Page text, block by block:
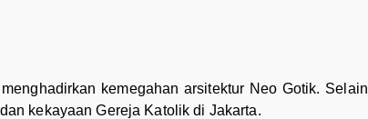
kemegahan arsitektur Neo Gotik. Selain
kekayaan Gereja Katolik di Jakarta.